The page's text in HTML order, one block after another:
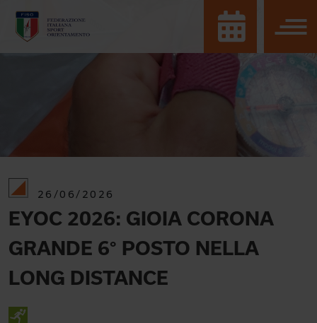
26/06/2026
EYOC 2026: GIOIA CORONA
GRANDE 6° POSTO NELLA
LONG DISTANCE